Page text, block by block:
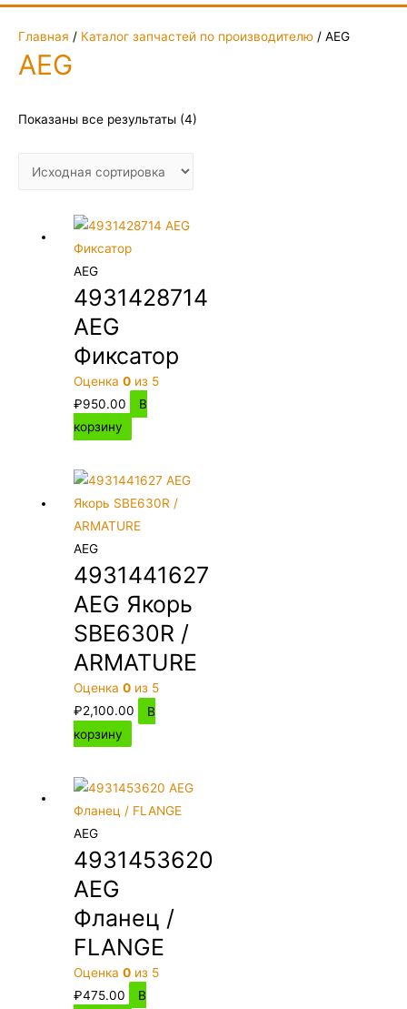
Главная / Каталог запчастей по производителю / AEG
AEG
Показаны все результаты (4)
AEG
4931428714
AEG
Фиксатор
Оценка0 из 5
₽950.00
В
корзину
AEG
4931441627
AEG Якорь
SBE630R /
ARMATURE
Оценка0 из 5
₽2,100.00
В
корзину
AEG
4931453620
AEG
Фланец /
FLANGE
Оценка0 из 5
₽475.00
В